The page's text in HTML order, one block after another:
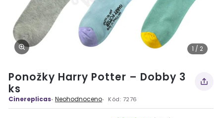
1 / 2
Ponožky Harry Potter – Dobby 3
ks
Cinereplicas Neohodnoceno Kód: 7276